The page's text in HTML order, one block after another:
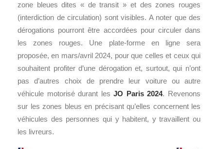
zone bleues dites « de transit » et des zones rouges
(interdiction de circulation) sont visibles. A noter que des
dérogations pourront être accordées pour circuler dans
les zones rouges. Une plate-forme en ligne sera
proposée, en mars/avril 2024, pour que celles et ceux qui
souhaitent profiter d’une dérogation et, surtout, qui n’ont
pas d’autres choix de prendre leur voiture ou autre
véhicule motorisé durant lesJO Paris 2024. Revenons
sur les zones bleus en précisant qu’elles concernent les
véhicules des personnes qui y habitent, y travaillent ou
les livreurs.